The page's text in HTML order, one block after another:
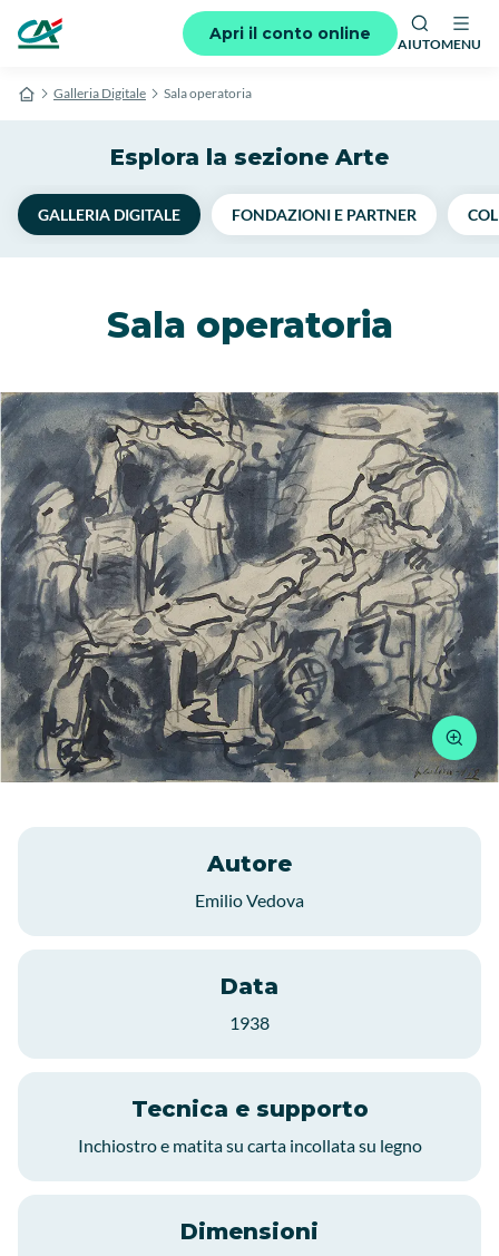
Apri il conto online
AIUTOMENU
Galleria Digitale Sala operatoria
Esplora la sezione Arte
GALLERIA DIGITALE FONDAZIONI E PARTNER
Sala operatoria
Autore
Emilio Vedova
Data
1938
Tecnica e supporto
Inchiostro e matita su carta incollata su legno
Dimensioni